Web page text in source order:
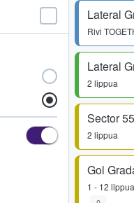
Lateral
Rivi
Lateral
2 lippua
Sector
2 lippua
Gol
1 - 12 lippua